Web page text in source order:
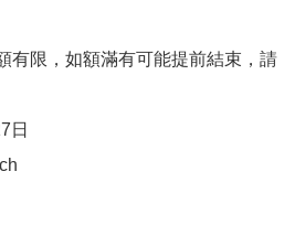
有限，如額滿有可能提前結束，請
日